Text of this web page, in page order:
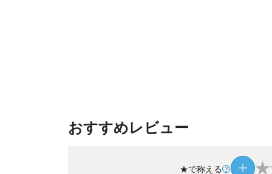
おすすめレビュー
★で称える ★